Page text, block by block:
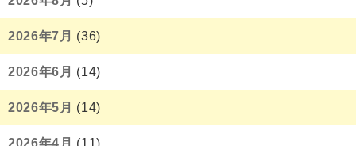
2026年7月 (36)
2026年6月 (14)
2026年5月 (14)